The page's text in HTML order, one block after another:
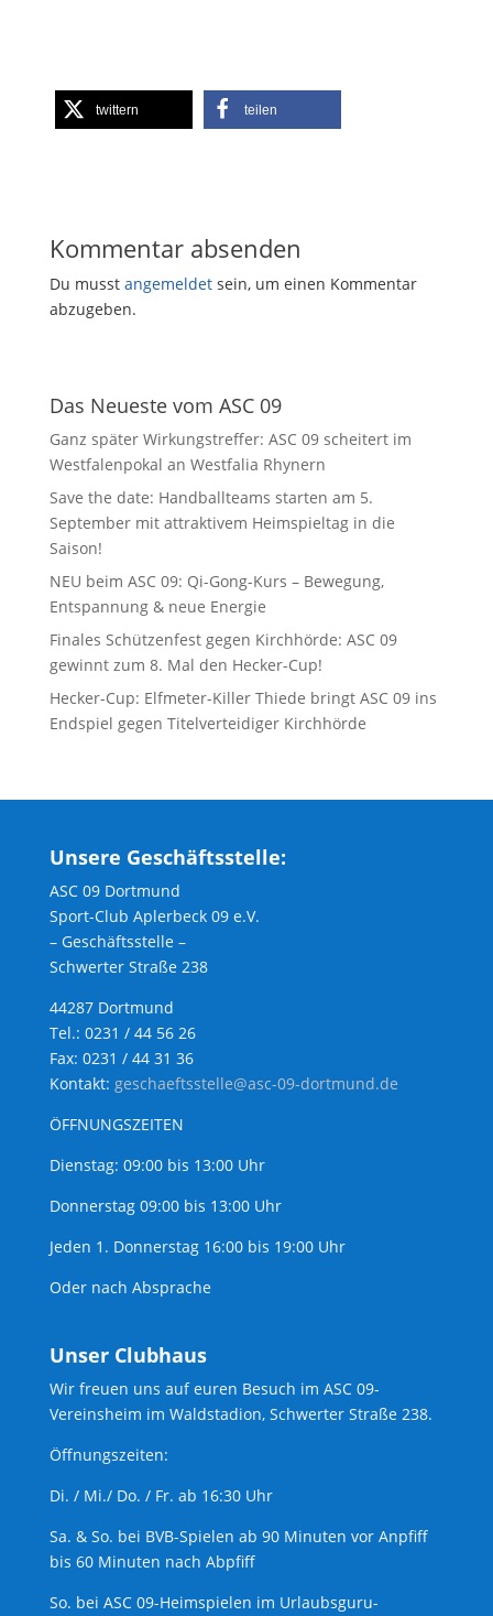
twittern teilen
Kommentar absenden
Du musst angemeldetsein, um einen Kommentar
abzugeben.
Das Neueste vom ASC 09
Ganz später Wirkungstreffer: ASC 09 scheitert im
Westfalenpokal an Westfalia Rhynern
Save the date: Handballteams starten am 5.
September mit attraktivem Heimspieltag in die
Saison!
NEU beim ASC 09: Qi-Gong-Kurs – Bewegung,
Entspannung & neue Energie
Finales Schützenfest gegen Kirchhörde: ASC 09
gewinnt zum 8. Mal den Hecker-Cup!
Hecker-Cup: Elfmeter-Killer Thiede bringt ASC 09 ins
Endspiel gegen Titelverteidiger Kirchhörde
Unsere Geschäftsstelle:
ASC 09 Dortmund
Sport-Club Aplerbeck 09 e.V.
– Geschäftsstelle –
Schwerter Straße 238
44287 Dortmund
Tel.: 0231 / 44 56 26
Fax: 0231 / 44 31 36
Kontakt: geschaeftsstelle@asc-09-dortmund.de
ÖFFNUNGSZEITEN
Dienstag: 09:00 bis 13:00 Uhr
Donnerstag 09:00 bis 13:00 Uhr
Jeden 1. Donnerstag 16:00 bis 19:00 Uhr
Oder nach Absprache
Unser Clubhaus
Wir freuen uns auf euren Besuch im ASC 09-
Vereinsheim im Waldstadion, Schwerter Straße 238.
Öffnungszeiten:
Di. / Mi./ Do. / Fr. ab 16:30 Uhr
Sa. & So. bei BVB-Spielen ab 90 Minuten vor Anpfiff
bis 60 Minuten nach Abpfiff
So. bei ASC 09-Heimspielen im Urlaubsguru-